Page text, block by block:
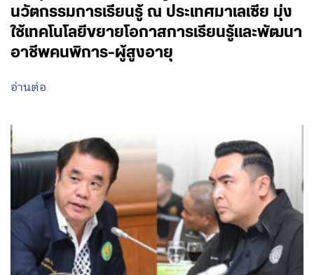
นวัตกรรมการเรียนรู้ ณ ประเทศมาเลเซีย มุ่ง
ใช้เทคโนโลยีขยายโอกาสการเรียนรู้และพัฒนา
อาชีพคนพิการ-ผู้สูงอายุ
อ่านต่อ